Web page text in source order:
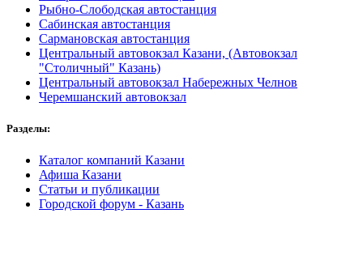
Рыбно-Слободская автостанция
Сабинская автостанция
Сармановская автостанция
Центральный автовокзал Казани, (Автовокзал
"Столичный" Казань)
Центральный автовокзал Набережных Челнов
Черемшанский автовокзал
Разделы:
Каталог компаний Казани
Афиша Казани
Статьи и публикации
Городской форум - Казань